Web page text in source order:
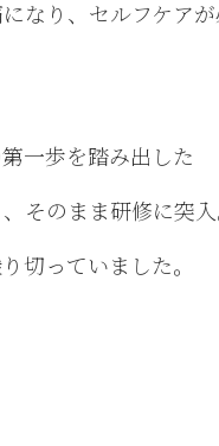
なり、セルフケアが
一歩を踏み出した
そのまま研修に突入
切っていました。